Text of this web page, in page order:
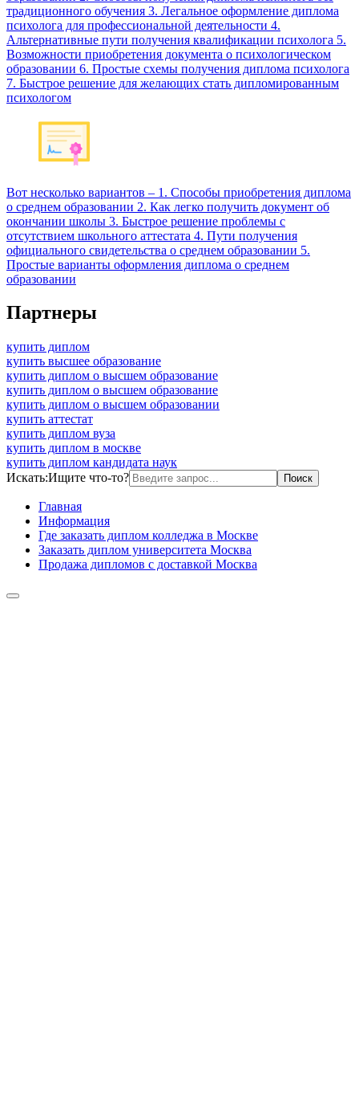
традиционного обучения 3. Легальное оформление диплома
психолога для профессиональной деятельности 4.
Альтернативные пути получения квалификации психолога 5.
Возможности приобретения документа о психологическом
образовании 6. Простые схемы получения диплома психолога
7. Быстрое решение для желающих стать дипломированным
психологом
Вот несколько вариантов – 1. Способы приобретения диплома
о среднем образовании 2. Как легко получить документ об
окончании школы 3. Быстрое решение проблемы с
отсутствием школьного аттестата 4. Пути получения
официального свидетельства о среднем образовании 5.
Простые варианты оформления диплома о среднем
образовании
Партнеры
купить диплом
купить высшее образование
купить диплом о высшем образование
купить диплом о высшем образование
купить диплом о высшем образовании
купить аттестат
купить диплом вуза
купить диплом в москве
купить диплом кандидата наук
Искать:Ищите что-то?
Главная
Информация
Где заказать диплом колледжа в Москве
Заказать диплом университета Москва
Продажа дипломов с доставкой Москва